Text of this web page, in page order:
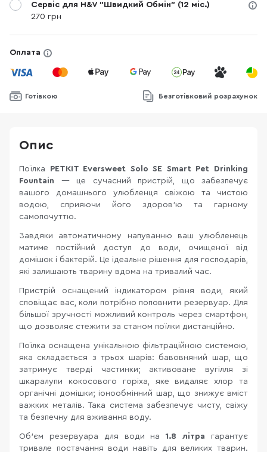
Сервіс для H&V "Швидкий Обмін" (12 міс.)
270 грн
Оплата
Готівкою Безготівковий розрахунок
Опис
Поїлка PETKIT Eversweet Solo SE Smart Pet Drinking
Fountain — це сучасний пристрій, що забезпечує
вашого домашнього улюбленця свіжою та чистою
водою, сприяючи його здоров’ю та гарному
самопочуттю.
Завдяки автоматичному напуванню ваш улюбленець
матиме постійний доступ до води, очищеної від
домішок і бактерій. Це ідеальне рішення для господарів,
які залишають тварину вдома на тривалий час.
Пристрій оснащений індикатором рівня води, який
сповіщає вас, коли потрібно поповнити резервуар. Для
більшої зручності можливий контроль через смартфон,
що дозволяє стежити за станом поїлки дистанційно.
Поїлка оснащена унікальною фільтраційною системою,
яка складається з трьох шарів: бавовняний шар, що
затримує тверді частинки; активоване вугілля зі
шкаралупи кокосового горіха, яке видаляє хлор та
органічні домішки; іонообмінний шар, що знижує вміст
важких металів. Така система забезпечує чисту, свіжу
та безпечну для вживання воду.
Об’єм резервуара для води на1.8 літра гарантує
тривале постачання води навіть для великих тварин.